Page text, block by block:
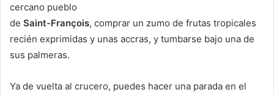
cercano pueblo
de Saint-François, comprar un zumo de frutas tropicales
recién exprimidas y unas accras, y tumbarse bajo una de
sus palmeras.
Ya de vuelta al crucero, puedes hacer una parada en el